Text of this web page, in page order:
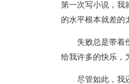
第一次写小说，我
的水平根本就差的
失败总是带着
给我许多的快乐，
尽管如此，我